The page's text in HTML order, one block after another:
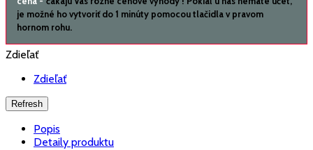
je možné ho vytvoriť do 1 minúty pomocou tlačidla v pravom
hornom rohu.
Zdieľať
Zdieľať
Popis
Detaily produktu